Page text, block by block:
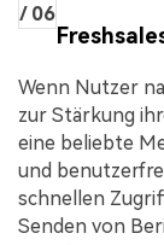
/ 06
Wenn Nutzer
zur Stärkung
eine beliebte
und
schnellen
Senden von